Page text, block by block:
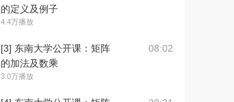
的定义及例子
4.4万播放
[3] 东南大学公开课：矩阵
的加法及数乘
3.0万播放
08:02